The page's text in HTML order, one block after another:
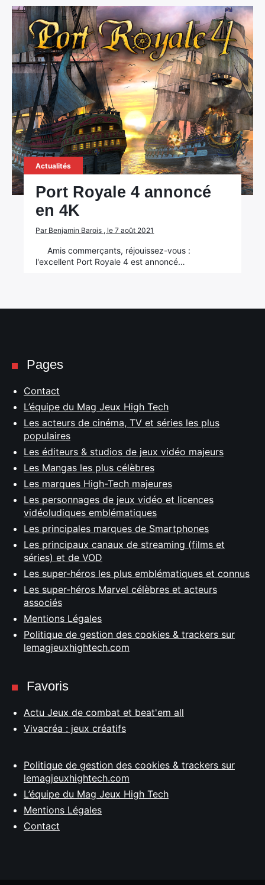
Actualités
Port Royale 4 annoncé
en 4K
Par Benjamin Barois , le 7 août 2021
Amis commerçants, réjouissez-vous :
l'excellent Port Royale 4 est annoncé…
Pages
Contact
L’équipe du Mag Jeux High Tech
Les acteurs de cinéma, TV et séries les plus
populaires
Les éditeurs & studios de jeux vidéo majeurs
Les Mangas les plus célèbres
Les marques High-Tech majeures
Les personnages de jeux vidéo et licences
vidéoludiques emblématiques
Les principales marques de Smartphones
Les principaux canaux de streaming (films et
séries) et de VOD
Les super-héros les plus emblématiques et connus
Les super-héros Marvel célèbres et acteurs
associés
Mentions Légales
Politique de gestion des cookies & trackers sur
lemagjeuxhightech.com
Favoris
Actu Jeux de combat et beat'em all
Vivacréa : jeux créatifs
Politique de gestion des cookies & trackers sur
lemagjeuxhightech.com
L’équipe du Mag Jeux High Tech
Mentions Légales
Contact